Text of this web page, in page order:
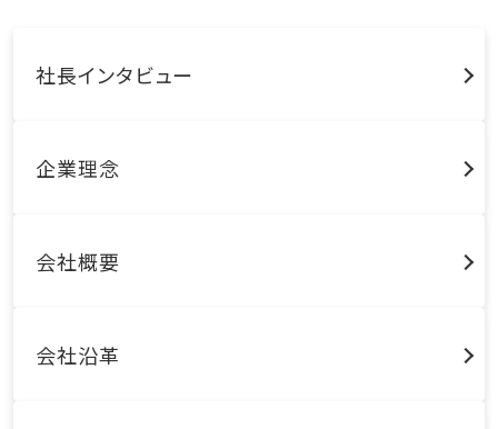
社長インタビュー
企業理念
会社概要
会社沿革